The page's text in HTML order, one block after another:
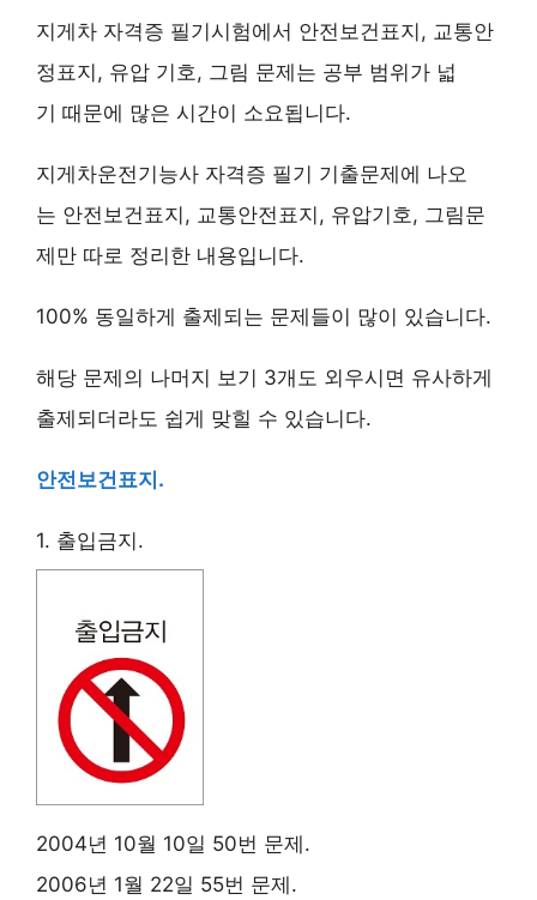
지게차 자격증 필기시험에서 안전보건표지, 교통안
정표지, 유압 기호, 그림 문제는 공부 범위가 넓
기 때문에 많은 시간이 소요됩니다.
지게차운전기능사 자격증 필기 기출문제에 나오
는 안전보건표지, 교통안전표지, 유압기호, 그림문
제만 따로 정리한 내용입니다.
100% 동일하게 출제되는 문제들이 많이 있습니다.
해당 문제의 나머지 보기 3개도 외우시면 유사하게
출제되더라도 쉽게 맞힐 수 있습니다.
안전보건표지.
1. 출입금지.
2004년 10월 10일 50번 문제.
2006년 1월 22일 55번 문제.